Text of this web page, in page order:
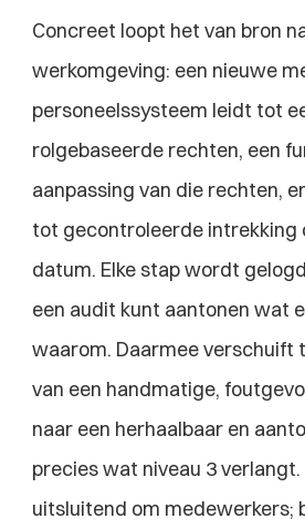
Concreet loopt het van bron
werkomgeving: een nieuwe
personeelssysteem leidt tot
rolgebaseerde rechten, een
aanpassing van die rechten,
tot gecontroleerde intrekking
datum. Elke stap wordt
een audit kunt aantonen wat
waarom. Daarmee verschuift
van een handmatige,
naar een herhaalbaar en
precies wat niveau 3
uitsluitend om medewerkers;